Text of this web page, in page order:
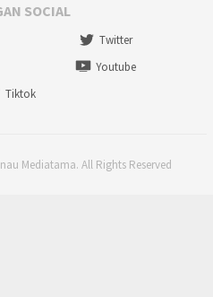
SOCIAL
Twitter
Youtube
Tiktok
Mediatama. All Rights Reserved